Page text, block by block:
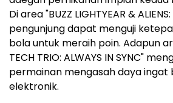
Di area "BUZZ LIGHTYEAR &
pengunjung dapat menguji
bola untuk meraih poin. Adapun
TECH TRIO: ALWAYS IN SYNC"
permainan mengasah daya ingat
elektronik.